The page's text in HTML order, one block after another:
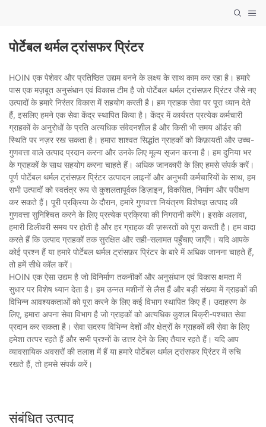
पोर्टेबल थर्मल ट्रांसफर प्रिंटर
HOIN एक पेशेवर और प्रतिष्ठित उद्यम बनने के लक्ष्य के साथ काम कर रहा है। हमारे
पास एक मज़बूत अनुसंधान एवं विकास टीम है जो पोर्टेबल थर्मल ट्रांसफ़र प्रिंटर जैसे नए
उत्पादों के हमारे निरंतर विकास में सहयोग करती है। हम ग्राहक सेवा पर पूरा ध्यान देते
हैं, इसलिए हमने एक सेवा केंद्र स्थापित किया है। केंद्र में कार्यरत प्रत्येक कर्मचारी
ग्राहकों के अनुरोधों के प्रति अत्यधिक संवेदनशील है और किसी भी समय ऑर्डर की
स्थिति पर नज़र रख सकता है। हमारा शाश्वत सिद्धांत ग्राहकों को किफ़ायती और उच्च-
गुणवत्ता वाले उत्पाद प्रदान करना और उनके लिए मूल्य सृजन करना है। हम दुनिया भर
के ग्राहकों के साथ सहयोग करना चाहते हैं। अधिक जानकारी के लिए हमसे संपर्क करें।
पूर्ण पोर्टेबल थर्मल ट्रांसफ़र प्रिंटर उत्पादन लाइनों और अनुभवी कर्मचारियों के साथ, हम
सभी उत्पादों को स्वतंत्र रूप से कुशलतापूर्वक डिज़ाइन, विकसित, निर्माण और परीक्षण
कर सकते हैं। पूरी प्रक्रिया के दौरान, हमारे गुणवत्ता नियंत्रण विशेषज्ञ उत्पाद की
गुणवत्ता सुनिश्चित करने के लिए प्रत्येक प्रक्रिया की निगरानी करेंगे। इसके अलावा,
हमारी डिलीवरी समय पर होती है और हर ग्राहक की ज़रूरतों को पूरा करती है। हम वादा
करते हैं कि उत्पाद ग्राहकों तक सुरक्षित और सही-सलामत पहुँचाए जाएँगे। यदि आपके
कोई प्रश्न हैं या हमारे पोर्टेबल थर्मल ट्रांसफ़र प्रिंटर के बारे में अधिक जानना चाहते हैं,
तो हमें सीधे कॉल करें।
HOIN एक ऐसा उद्यम है जो विनिर्माण तकनीकों और अनुसंधान एवं विकास क्षमता में
सुधार पर विशेष ध्यान देता है। हम उन्नत मशीनों से लैस हैं और बड़ी संख्या में ग्राहकों की
विभिन्न आवश्यकताओं को पूरा करने के लिए कई विभाग स्थापित किए हैं। उदाहरण के
लिए, हमारा अपना सेवा विभाग है जो ग्राहकों को अत्यधिक कुशल बिक्री-पश्चात सेवा
प्रदान कर सकता है। सेवा सदस्य विभिन्न देशों और क्षेत्रों के ग्राहकों की सेवा के लिए
हमेशा तत्पर रहते हैं और सभी प्रश्नों के उत्तर देने के लिए तैयार रहते हैं। यदि आप
व्यावसायिक अवसरों की तलाश में हैं या हमारे पोर्टेबल थर्मल ट्रांसफर प्रिंटर में रुचि
रखते हैं, तो हमसे संपर्क करें।
संबंधित उत्पाद